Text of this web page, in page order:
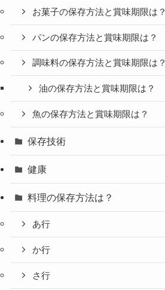
お菓子の保存方法と賞味期限は？
パンの保存方法と賞味期限は？
調味料の保存方法と賞味期限は？
油の保存方法と賞味期限は？
魚の保存方法と賞味期限は？
保存技術
健康
料理の保存方法は？
あ行
か行
さ行